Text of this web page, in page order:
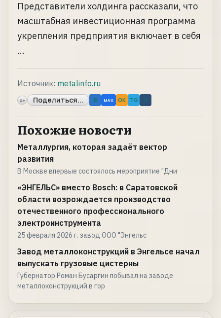
Представители холдинга рассказали, что
масштабная инвестиционная программа
укрепления предприятия включает в себя
...
Источник: metalinfo.ru
«» Поделиться... B MAX OK TG ↗
Похожие новости
Металлургия, которая задаёт вектор
развития
В Москве впервые состоялось мероприятие "Дни
«ЭНГЕЛЬС» вместо Bosch: в Саратовской
области возрождается производство
отечественного профессионального
электроинструмента
25 февраля 2026 г. завод ООО "Энгельс
Завод металлоконструкций в Энгельсе начал
выпускать грузовые цистерны
Губернатор Роман Бусаргин побывал на заводе
металлоконструкций в гор